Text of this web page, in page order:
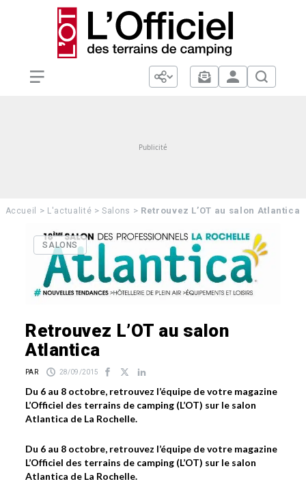
Accueil > L'actualité >Salons > Retrouvez L’OT au salon Atlantica
SALONS
Retrouvez L’OT au salon
Atlantica
PAR 28/09/2015
Du 6 au 8 octobre, retrouvez l’équipe de votre magazine
L’Officiel des terrains de camping (L’OT) sur le salon
Atlantica de La Rochelle.
Du 6 au 8 octobre, retrouvez l’équipe de votre magazine
L’Officiel des terrains de camping (L’OT) sur le salon
Atlantica de La Rochelle.